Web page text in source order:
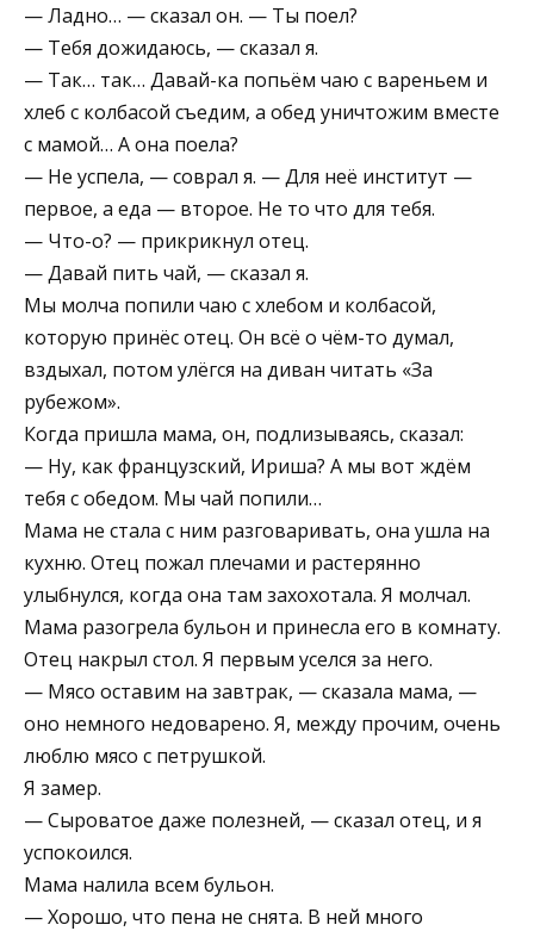
— Ладно… — сказал он. — Ты поел?
— Тебя дожидаюсь, — сказал я.
— Так… так… Давай-ка попьём чаю с вареньем и
хлеб с колбасой съедим, а обед уничтожим вместе
с мамой… А она поела?
— Не успела, — соврал я. — Для неё институт —
первое, а еда — второе. Не то что для тебя.
— Что-о? — прикрикнул отец.
— Давай пить чай, — сказал я.
Мы молча попили чаю с хлебом и колбасой,
которую принёс отец. Он всё о чём-то думал,
вздыхал, потом улёгся на диван читать «За
рубежом».
Когда пришла мама, он, подлизываясь, сказал:
— Ну, как французский, Ириша? А мы вот ждём
тебя с обедом. Мы чай попили…
Мама не стала с ним разговаривать, она ушла на
кухню. Отец пожал плечами и растерянно
улыбнулся, когда она там захохотала. Я молчал.
Мама разогрела бульон и принесла его в комнату.
Отец накрыл стол. Я первым уселся за него.
— Мясо оставим на завтрак, — сказала мама, —
оно немного недоварено. Я, между прочим, очень
люблю мясо с петрушкой.
Я замер.
— Сыроватое даже полезней, — сказал отец, и я
успокоился.
Мама налила всем бульон.
— Хорошо, что пена не снята. В ней много